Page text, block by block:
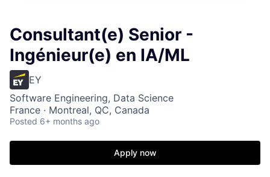
Consultant(e) Senior -
Ingénieur(e) en IA/ML
EY
Software Engineering, Data Science
France · Montreal, QC, Canada
Posted 6+ months ago
Apply now